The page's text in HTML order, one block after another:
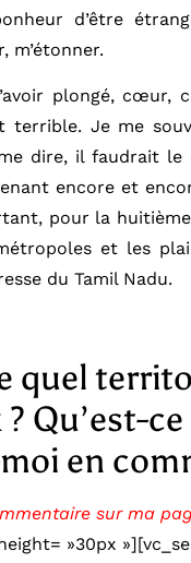
d’être
m’étonner.
plongé, cœur,
terrible. Je me
dire, il faudrait
encore et
pour la
et les
du Tamil Nadu.
quel
Qu’est-
en
sur ma
»30px